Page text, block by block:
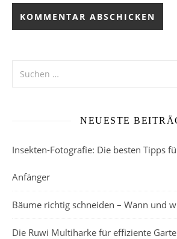
NEUESTE
Insekten-Fotografie: Die besten Tipps
Anfänger
Bäume richtig schneiden – Wann und
Die Ruwi Multiharke für effiziente